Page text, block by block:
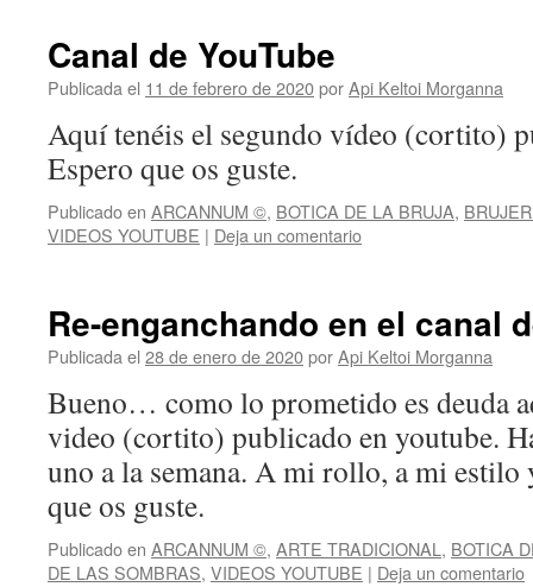
Canal de YouTube
Publicada el 11 de febrero de 2020porApi Keltoi Morganna
Aquí tenéis el segundo vídeo (cortito)
Espero que os guste.
Publicado en ARCANNUM ©, BOTICA DE LA BRUJA,
VIDEOS YOUTUBE | Deja un comentario
Re-enganchando en el canal
Publicada el 28 de enero de 2020porApi Keltoi Morganna
Bueno… como lo prometido es deuda
video (cortito) publicado en youtube.
uno a la semana. A mi rollo, a mi estilo
que os guste.
Publicado en ARCANNUM ©, ARTE TRADICIONAL , BOTICA
DE LAS SOMBRAS, VIDEOS YOUTUBE | Deja un comentario